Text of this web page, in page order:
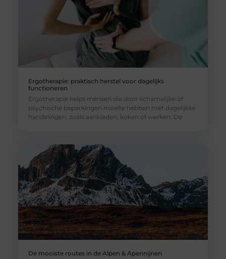
Ergotherapie: praktisch herstel voor dagelijks
functioneren
Ergotherapie helpt mensen die door lichamelijke of
psychische beperkingen moeite hebben met dagelijkse
handelingen, zoals aankleden, koken of werken. De
De mooiste routes in de Alpen & Apennijnen